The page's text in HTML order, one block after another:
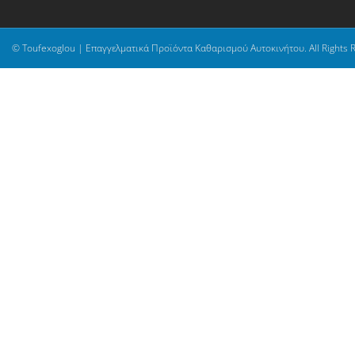
© Toufexoglou | Επαγγελματικά Προϊόντα Καθαρισμού Αυτοκινήτου. All Rights